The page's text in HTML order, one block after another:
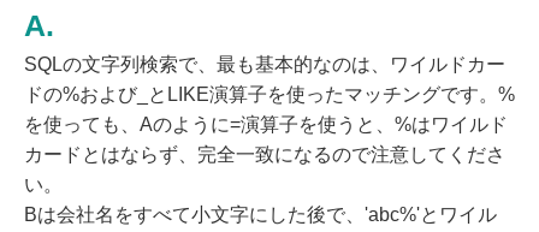
SQLの文字列検索で、最も基本的なのは、ワイルドカー
ドの%および_とLIKE演算子を使ったマッチングです。%
を使っても、Aのように=演算子を使うと、%はワイルド
カードとはならず、完全一致になるので注意してくださ
い。
Bは会社名をすべて小文字にした後で、'abc%'とワイル